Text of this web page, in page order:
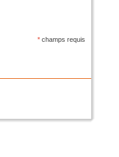
* champs requis